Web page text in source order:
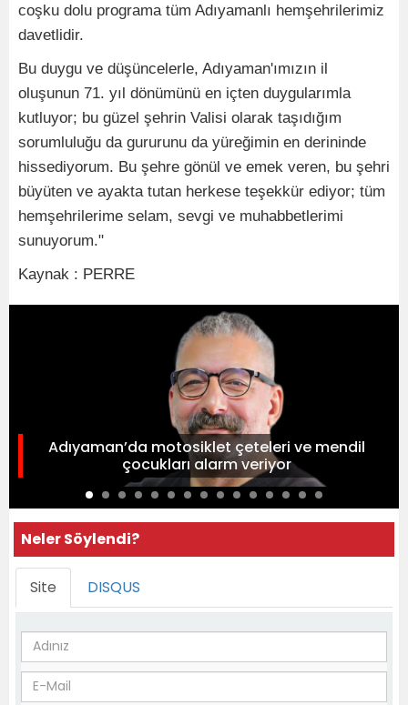
coşku dolu programa tüm Adıyamanlı hemşehrilerimiz
davetlidir.
Bu duygu ve düşüncelerle, Adıyaman'ımızın il
oluşunun 71. yıl dönümünü en içten duygularımla
kutluyor; bu güzel şehrin Valisi olarak taşıdığım
sorumluluğu da gururunu da yüreğimin en derininde
hissediyorum. Bu şehre gönül ve emek veren, bu şehri
büyüten ve ayakta tutan herkese teşekkür ediyor; tüm
hemşehrilerime selam, sevgi ve muhabbetlerimi
sunuyorum."
Kaynak : PERRE
Adıyaman’da motosiklet çeteleri ve mendil
çocukları alarm veriyor
Neler Söylendi?
Site DISQUS